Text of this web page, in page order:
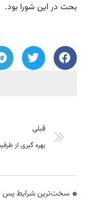
بحث در این شورا بود.
قبلی
سخت‌ترین شرایط پس از